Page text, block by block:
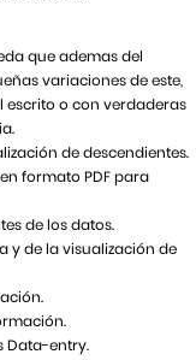
que ademas del
variaciones de este,
o con verdaderas
de descendientes.
formato PDF para
de los datos.
y de la visualización de
Data-entry.